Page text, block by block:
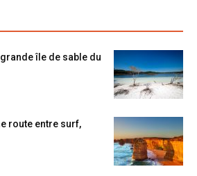
île de sable du
route entre surf,